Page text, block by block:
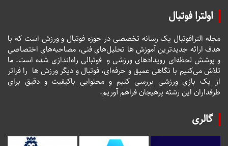
اولترا فوتبال
مجله الترافوتبال یک رسانه تخصصی در حوزه فوتبال و ورزش است که با
هدف ارائه جدیدترین آموزش ها تحلیل‌های فنی، مصاحبه‌های اختصاصی
و پوشش لحظه‌ای رویدادهای ورزشی و فوتبالی راه‌اندازی شده است. ما
تلاش می‌کنیم با نگاهی عمیق و حرفه‌ای، فوتبال و دیگر ورزش ها را فراتر
از یک بازی ورزشی بررسی کنیم و محتوایی باکیفیت و دقیق برای
طرفداران این رشته پرهیجان فراهم آوریم.
گالری